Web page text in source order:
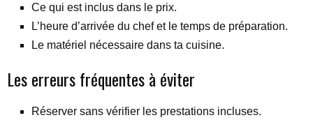
Ce qui est inclus dans le prix.
L’heure d’arrivée du chef et le temps de préparation.
Le matériel nécessaire dans ta cuisine.
Les erreurs fréquentes à éviter
Réserver sans vérifier les prestations incluses.